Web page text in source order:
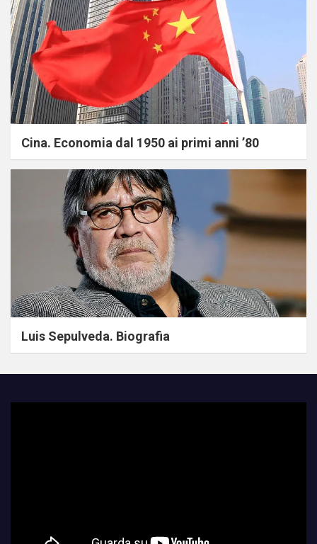
Cina. Economia dal 1950 ai primi anni ’80
Luis Sepulveda. Biografia